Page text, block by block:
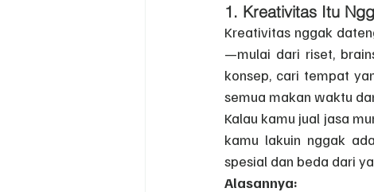
1. Kreativitas Itu
Kreativitas nggak
—mulai dari riset,
konsep, cari tempat
semua makan waktu
Kalau kamu jual jasa
kamu lakuin nggak
spesial dan beda dari
Alasannya: